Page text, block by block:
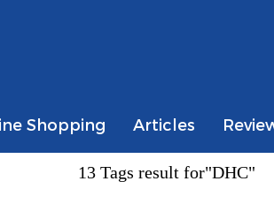
Shopping Articles
13 Tags result for"DHC"